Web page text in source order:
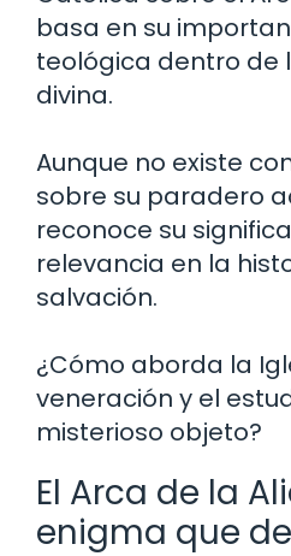
basa en su
teológica dentro de
divina.
Aunque no existe
sobre su paradero
reconoce su
relevancia en la
salvación.
¿Cómo aborda la
veneración y el
misterioso objeto?
El Arca de la
enigma que